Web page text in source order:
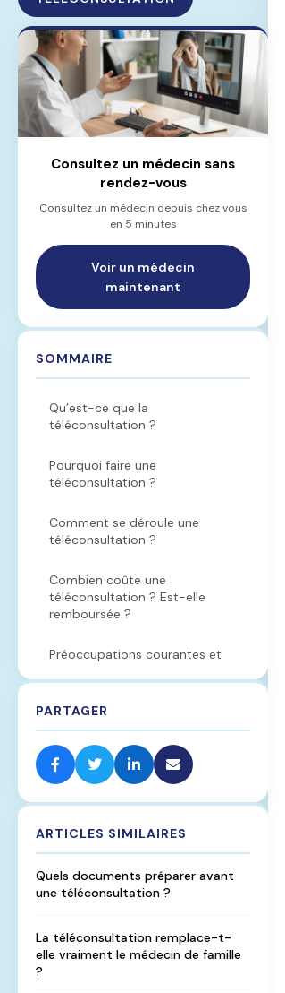
Consultez un médecin sans
rendez-vous
Consultez un médecin depuis chez vous
en 5 minutes
Voir un médecin
maintenant
SOMMAIRE
Qu’est-ce que la
téléconsultation ?
Pourquoi faire une
téléconsultation ?
Comment se déroule une
téléconsultation ?
Combien coûte une
téléconsultation ? Est-elle
remboursée ?
Préoccupations courantes et
L’avenir de la téléconsultation
Prêt à consulter autrement ?
téléconsultation
PARTAGER
ARTICLES SIMILAIRES
Quels documents préparer avant
une téléconsultation ?
La téléconsultation remplace-t-
elle vraiment le médecin de famille
?